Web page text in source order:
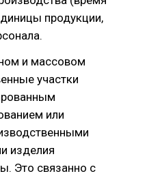
продукции,
и массовом
участки
или
изделия
Это связанно с